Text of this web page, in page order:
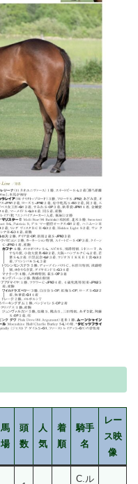
馬
場
頭
数
人
気
着
順
騎手
名
レー
ス映
像
C.ル